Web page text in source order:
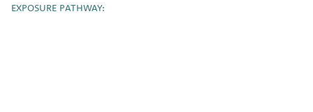
EXPOSURE PATHWAY: